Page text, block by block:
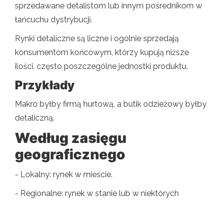
sprzedawane detalistom lub innym pośrednikom w
łańcuchu dystrybucji.
Rynki detaliczne są liczne i ogólnie sprzedają
konsumentom końcowym, którzy kupują niższe
ilości, często poszczególne jednostki produktu.
Przykłady
Makro byłby firmą hurtową, a butik odzieżowy byłby
detaliczną.
Według zasięgu
geograficznego
- Lokalny: rynek w mieście.
- Regionalne: rynek w stanie lub w niektórych